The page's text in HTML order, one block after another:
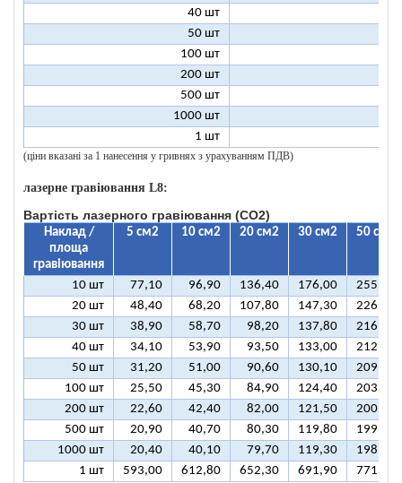
40 шт
50 шт
100 шт
200 шт
500 шт
1000 шт
1 шт
(ціни вказані за 1 нанесення у гривнях з урахуванням ПДВ)
лазерне гравіювання L8:
Вартість лазерного гравіювання (CO2)
Наклад /
площа
гравіювання
5 см2 10 см2 20 см2 30 см2 50 см2
10 шт 77,10 96,90 136,40 176,00
255,10
20 шт
48,40 68,20 107,80 147,30
226,50
30 шт
38,90 58,70 98,20 137,80
216,90
40 шт
34,10 53,90 93,50 133,00
212,10
50 шт
31,20 51,00 90,60 130,10
209,30
100 шт
25,50 45,30 84,90 124,40
203,50
200 шт
22,60 42,40 82,00 121,50
200,70
500 шт
20,90 40,70 80,30 119,80
199,00
1000 шт
20,40 40,10 79,70 119,30
198,40
1 шт
593,00 612,80 652,30 691,90 771,00